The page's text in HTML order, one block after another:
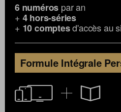
6 numéros par an
+ 4 hors-séries
+ 10 comptesd'accès au
Formule Intégrale